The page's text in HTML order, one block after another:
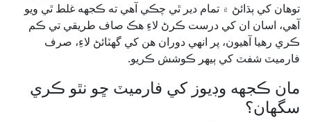
توهان کي ٻڌائڻ ۾ تمام دير ٿي چڪي آهي ته ڪجهه غلط ٿي ويو
آهي، اسان ان کي درست ڪرڻ لاءِ هڪ صاف طريقي تي ڪم
ڪري رهيا آهيون، پر انهي دوران هن کي گهٽائڻ لاءِ، صرف
فارميٽ شفٽ کي ٻيهر ڪوشش ڪريو.
مان ڪجهه وڊيوز کي فارميٽ ڇو نٿو ڪري
سگهان؟